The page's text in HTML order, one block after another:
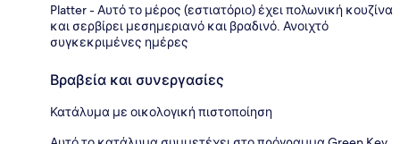
Platter - Αυτό το μέρος (εστιατόριο) έχει πολωνική κουζίνα
και σερβίρει μεσημεριανό και βραδινό. Ανοιχτό
συγκεκριμένες ημέρες
Βραβεία και συνεργασίες
Κατάλυμα με οικολογική πιστοποίηση